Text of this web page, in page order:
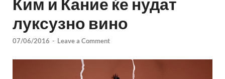
луксузно вино
07/06/2016 - Leave a Comment